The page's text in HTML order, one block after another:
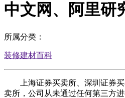
中文网、阿里研
所属分类：
装修建材百科
上海证券买卖所、深圳证券买
卖所，公司从未通过任何第三方